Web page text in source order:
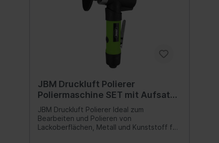
JBM Druckluft Polierer
Poliermaschine SET mit Aufsatz
Polierschwämmen
JBM Druckluft Polierer Ideal zum
Bearbeiten und Polieren von
Lackoberflächen, Metall und Kunststoff für